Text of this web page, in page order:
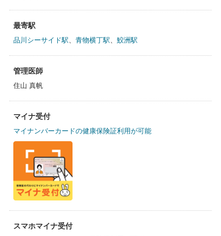
最寄駅
品川シーサイド駅 青物横丁駅 鮫洲駅
管理医師
住山 真帆
マイナ受付
マイナンバーカードの健康保険証利用が可能
スマホマイナ受付